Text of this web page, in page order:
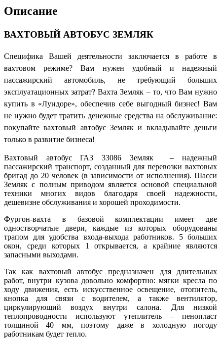
Описание
ВАХТОВЫЙ АВТОБУС ЗЕМЛЯК
Специфика Вашей деятельности заключается в работе в
вахтовом режиме? Вам нужен удобный и надежный
пассажирский автомобиль, не требующий больших
эксплуатационных затрат? Вахта Земляк – то, что Вам нужно
купить в «Луидоре», обеспечив себе выгодный бизнес! Вам
не нужно будет тратить денежные средства на обслуживание:
покупайте вахтовый автобус Земляк и вкладывайте деньги
только в развитие бизнеса!
Вахтовый автобус ГАЗ 33086 Земляк – надежный
пассажирский транспорт, созданный для перевозки вахтовых
бригад до 20 человек (в зависимости от исполнения). Шасси
Земляк с полным приводом является основой специальной
техники многих видов благодаря своей надежности,
дешевизне обслуживания и хорошей проходимости.
Фургон-вахта в базовой комплектации имеет две
одностворчатые двери, каждые из которых оборудованы
трапом для удобства входа-выхода работников. 5 больших
окон, среди которых 1 открывается, а крайние являются
запасными выходами.
Так как вахтовый автобус предназначен для длительных
работ, внутри кузова довольно комфортно: мягки кресла по
ходу движения, есть искусственное освещение, отопитель,
кнопка для связи с водителем, а также вентилятор,
циркулирующий воздух внутри салона. Для низкой
теплопроводности используют утеплитель – пенопласт
толщиной 40 мм, поэтому даже в холодную погоду
работникам будет тепло.